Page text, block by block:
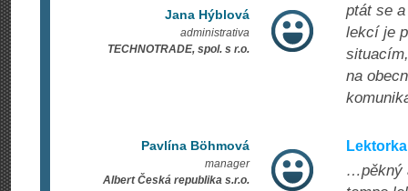
Jana Hýblová
administrativa
TECHNOTRADE, spol. s r.o.
ptát se
lekcí je
na
Pavlína Böhmová
manager
Albert Česká republika s.r.o.
…pěkný